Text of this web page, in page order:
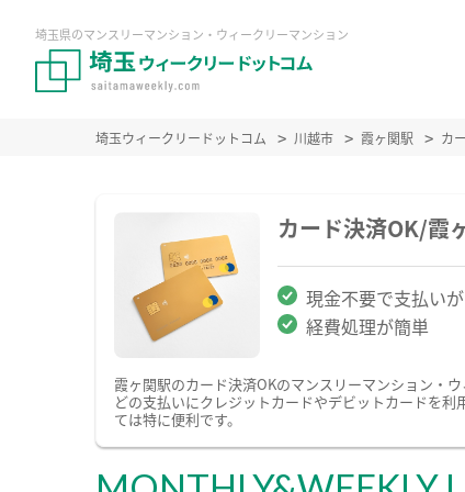
埼玉県のマンスリーマンション・ウィークリーマンション
埼玉ウィークリードットコム 川越市 霞ヶ関駅 カ
カード決済OK/霞
現金不要で支払い
経費処理が簡単
霞ヶ関駅のカード決済OKのマンスリーマンション・
どの支払いにクレジットカードやデビットカードを
ては特に便利です。